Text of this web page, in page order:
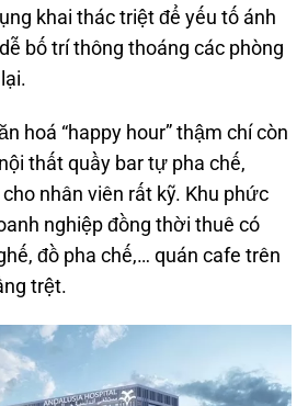
khai thác triệt để yếu tố ánh
bố trí thông thoáng các phòng
hoá “happy hour” thậm chí còn
thất quầy bar tự pha chế,
nhân viên rất kỹ. Khu phức
nghiệp đồng thời thuê có
đồ pha chế,… quán cafe trên
trệt.